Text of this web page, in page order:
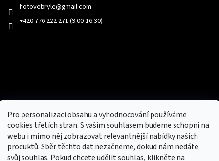
Pro personalizaci obsahu a vyhodnocování používáme
cookies třetích stran. S vaším souhlasem budeme schopni na
webu i mimo něj zobrazovat relevantnější nabídky našich
produktů. Sběr těchto dat nezačneme, dokud nám nedáte
svůj souhlas. Pokud chcete udělit souhlas, klikněte na
hotovebryle@gmail.com
+420 776 222 271 (9:00-16:30)